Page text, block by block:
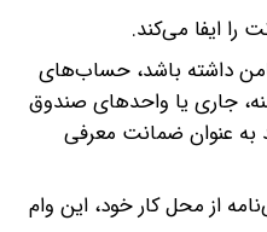
را ایفا می‌کند.
داشته باشد، حساب‌های
جاری یا واحدهای صندوق
به عنوان ضمانت معرفی
از محل کار خود، این وام